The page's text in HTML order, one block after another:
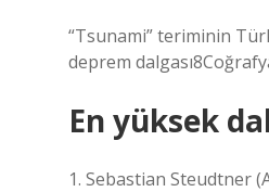
“Tsunami” teriminin
deprem
En yüksek
1. Sebastian Steudtner